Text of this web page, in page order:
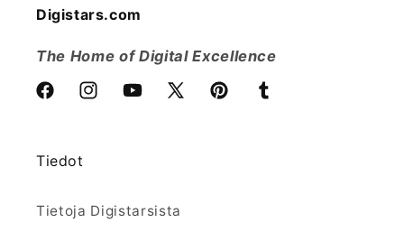
Digistars.com
The Home of Digital Excellence
FacebookInstagramYouTube
X
PinterestTumblr
Tiedot
Tietoja Digistarsista